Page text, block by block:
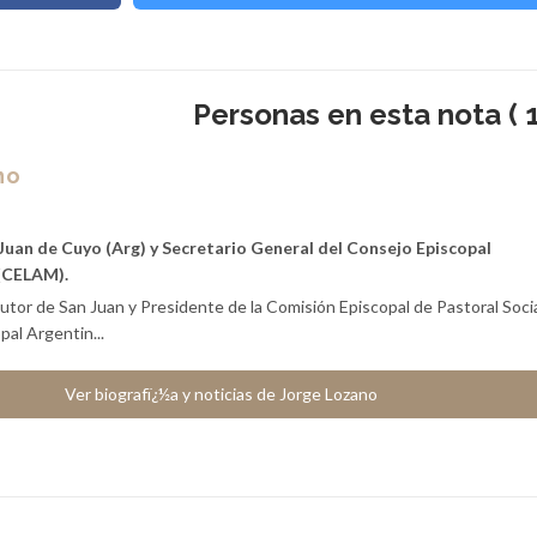
Personas en esta nota (
de Cuyo (Arg) y Secretario General del Consejo Episcopal
de San Juan y Presidente de la Comisión Episcopal de Pastoral
Argentin...
Ver biografï¿½a y noticias de Jorge Lozano